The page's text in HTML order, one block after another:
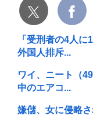
「受刑者の4人
外国人排斥...
ワイ、ニート（
中のエアコ...
嫌儲、女に侵略